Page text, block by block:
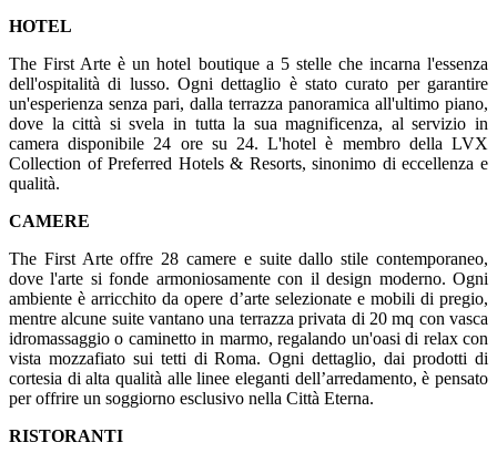
HOTEL
The First Arte è un hotel boutique a 5 stelle che incarna l'essenza
dell'ospitalità di lusso. Ogni dettaglio è stato curato per garantire
un'esperienza senza pari, dalla terrazza panoramica all'ultimo piano,
dove la città si svela in tutta la sua magnificenza, al servizio in
camera disponibile 24 ore su 24. L'hotel è membro della LVX
Collection of Preferred Hotels & Resorts, sinonimo di eccellenza e
qualità.
CAMERE
The First Arte offre 28 camere e suite dallo stile contemporaneo,
dove l'arte si fonde armoniosamente con il design moderno. Ogni
ambiente è arricchito da opere d’arte selezionate e mobili di pregio,
mentre alcune suite vantano una terrazza privata di 20 mq con vasca
idromassaggio o caminetto in marmo, regalando un'oasi di relax con
vista mozzafiato sui tetti di Roma. Ogni dettaglio, dai prodotti di
cortesia di alta qualità alle linee eleganti dell’arredamento, è pensato
per offrire un soggiorno esclusivo nella Città Eterna.
RISTORANTI